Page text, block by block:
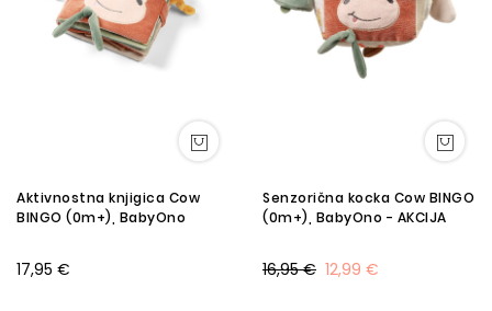
Aktivnostna knjigica Cow
BINGO (0m+), BabyOno
17,95 €
Senzorična kocka Cow BINGO
(0m+), BabyOno - AKCIJA
12,99 €
16,95 €